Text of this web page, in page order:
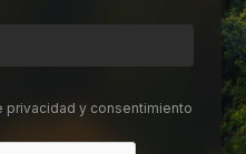
privacidad y consentimiento